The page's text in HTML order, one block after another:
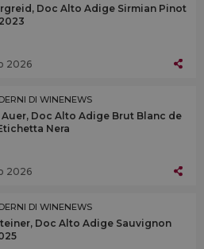
Doc Alto Adige Sirmian Pinot
2026
DI WINENEWS
Doc Alto Adige Brut Blanc de
Nera
2026
DI WINENEWS
Doc Alto Adige Sauvignon